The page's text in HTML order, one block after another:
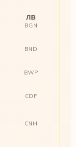
лв
BGN
BND
BWP
CDF
CNH